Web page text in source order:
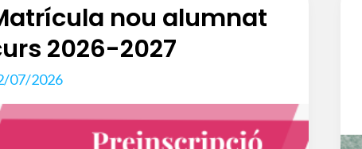
nou alumnat
2026-2027
07/2026